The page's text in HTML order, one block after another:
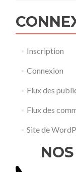
Inscription
Connexion
Flux des
Flux des
Site de